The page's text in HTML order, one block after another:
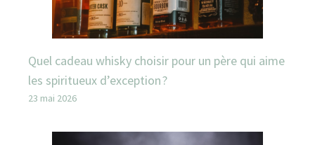
Quel cadeau whisky choisir pour un père qui aime
les spiritueux d’exception ?
23 mai 2026